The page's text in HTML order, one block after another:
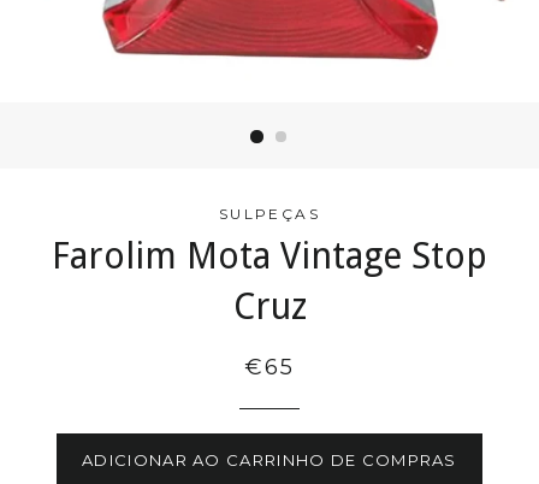
SULPEÇAS
Farolim Mota Vintage Stop
Cruz
€65
ADICIONAR AO CARRINHO DE COMPRAS